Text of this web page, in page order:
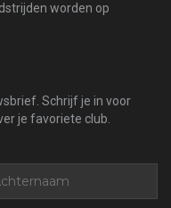
worden op
Schrijf je in voor
je favoriete club.